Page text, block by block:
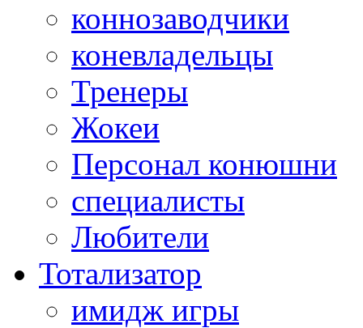
коннозаводчики
коневладельцы
Тренеры
Жокеи
Персонал конюшни
специалисты
Любители
Тотализатор
имидж игры